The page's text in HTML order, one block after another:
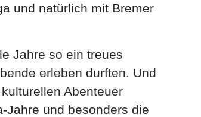
und natürlich mit Bremer
Jahre so ein treues
erleben durften. Und
Abenteuer
Jahre und besonders die